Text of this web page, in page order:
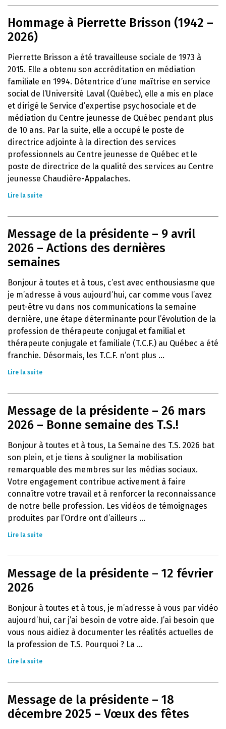
Hommage à Pierrette Brisson (1942 –
2026)
Pierrette Brisson a été travailleuse sociale de 1973 à
2015. Elle a obtenu son accréditation en médiation
familiale en 1994. Détentrice d’une maîtrise en service
social de l’Université Laval (Québec), elle a mis en place
et dirigé le Service d’expertise psychosociale et de
médiation du Centre jeunesse de Québec pendant plus
de 10 ans. Par la suite, elle a occupé le poste de
directrice adjointe à la direction des services
professionnels au Centre jeunesse de Québec et le
poste de directrice de la qualité des services au Centre
jeunesse Chaudière-Appalaches.
Lire la suite
Message de la présidente – 9 avril
2026 – Actions des dernières
semaines
Bonjour à toutes et à tous, c’est avec enthousiasme que
je m’adresse à vous aujourd’hui, car comme vous l’avez
peut-être vu dans nos communications la semaine
dernière, une étape déterminante pour l’évolution de la
profession de thérapeute conjugal et familial et
thérapeute conjugale et familiale (T.C.F.) au Québec a été
franchie. Désormais, les T.C.F. n’ont plus ...
Lire la suite
Message de la présidente – 26 mars
2026 – Bonne semaine des T.S.!
Bonjour à toutes et à tous, La Semaine des T.S. 2026 bat
son plein, et je tiens à souligner la mobilisation
remarquable des membres sur les médias sociaux.
Votre engagement contribue activement à faire
connaître votre travail et à renforcer la reconnaissance
de notre belle profession. Les vidéos de témoignages
produites par l’Ordre ont d’ailleurs ...
Lire la suite
Message de la présidente – 12 février
2026
Bonjour à toutes et à tous, je m’adresse à vous par vidéo
aujourd’hui, car j’ai besoin de votre aide. J’ai besoin que
vous nous aidiez à documenter les réalités actuelles de
la profession de T.S. Pourquoi ? La ...
Lire la suite
Message de la présidente – 18
décembre 2025 – Vœux des fêtes